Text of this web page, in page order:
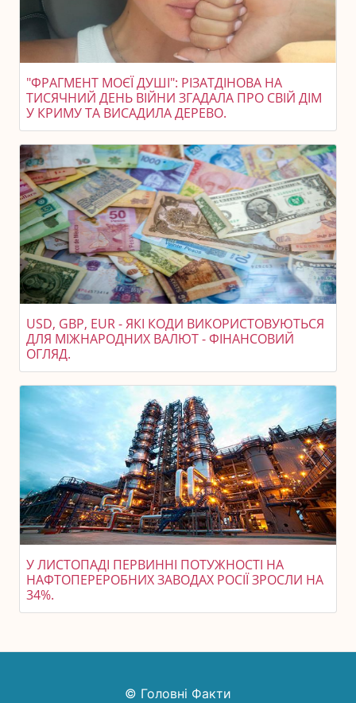
"ФРАГМЕНТ МОЄЇ ДУШІ": РІЗАТДІНОВА НА
ТИСЯЧНИЙ ДЕНЬ ВІЙНИ ЗГАДАЛА ПРО СВІЙ ДІМ
У КРИМУ ТА ВИСАДИЛА ДЕРЕВО.
USD, GBP, EUR - ЯКІ КОДИ ВИКОРИСТОВУЮТЬСЯ
ДЛЯ МІЖНАРОДНИХ ВАЛЮТ - ФІНАНСОВИЙ
ОГЛЯД.
У ЛИСТОПАДІ ПЕРВИННІ ПОТУЖНОСТІ НА
НАФТОПЕРЕРОБНИХ ЗАВОДАХ РОСІЇ ЗРОСЛИ НА
34%.
© Головні Факти